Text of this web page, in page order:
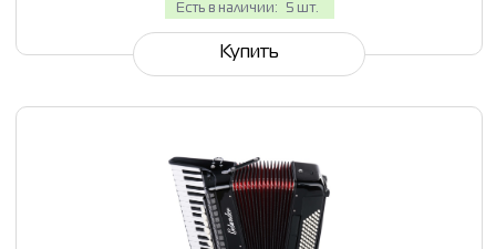
Есть в наличии: 5 шт.
Купить